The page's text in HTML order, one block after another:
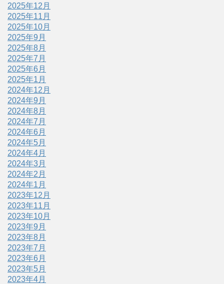
2025年12月
2025年11月
2025年10月
2025年9月
2025年8月
2025年7月
2025年6月
2025年1月
2024年12月
2024年9月
2024年8月
2024年7月
2024年6月
2024年5月
2024年4月
2024年3月
2024年2月
2024年1月
2023年12月
2023年11月
2023年10月
2023年9月
2023年8月
2023年7月
2023年6月
2023年5月
2023年4月